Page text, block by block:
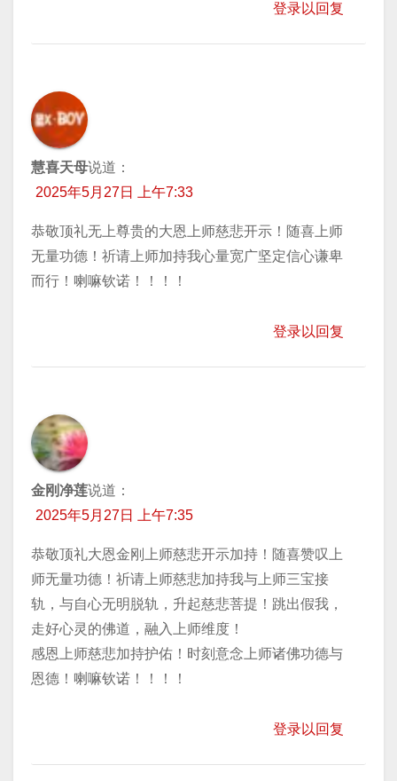
登录以回复
慧喜天母说道：
2025年5月27日 上午7:33
恭敬顶礼无上尊贵的大恩上师慈悲开示！随喜上师
无量功德！祈请上师加持我心量宽广坚定信心谦卑
而行！喇嘛钦诺！！！！
登录以回复
金刚净莲说道：
2025年5月27日 上午7:35
恭敬顶礼大恩金刚上师慈悲开示加持！随喜赞叹上
师无量功德！祈请上师慈悲加持我与上师三宝接
轨，与自心无明脱轨，升起慈悲菩提！跳出假我，
走好心灵的佛道，融入上师维度！
感恩上师慈悲加持护佑！时刻意念上师诸佛功德与
恩德！喇嘛钦诺！！！！
登录以回复